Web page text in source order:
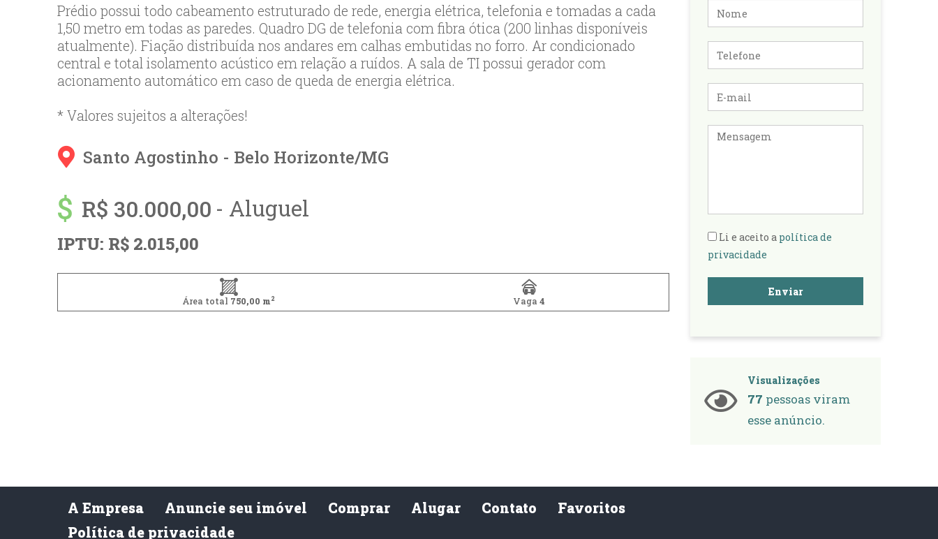
Prédio possui todo cabeamento estruturado de rede, energia elétrica, telefonia e tomadas a cada
1,50 metro em todas as paredes. Quadro DG de telefonia com fibra ótica (200 linhas disponíveis
atualmente). Fiação distribuída nos andares em calhas embutidas no forro. Ar condicionado
central e total isolamento acústico em relação a ruídos. A sala de TI possui gerador com
acionamento automático em caso de queda de energia elétrica.
* Valores sujeitos a alterações!
Santo Agostinho - Belo Horizonte/MG
R$ 30.000,00 - Aluguel
IPTU: R$ 2.015,00
Área total 750,00 m2 Vaga 4
Nome
Telefone
E-
mail
Mensagem
Li e aceito a política de
privacidade
Enviar
Visualizações
77 pessoas viram
esse anúncio.
A Empresa Anuncie seu imóvel Comprar Alugar Contato
Favoritos
Política de privacidade